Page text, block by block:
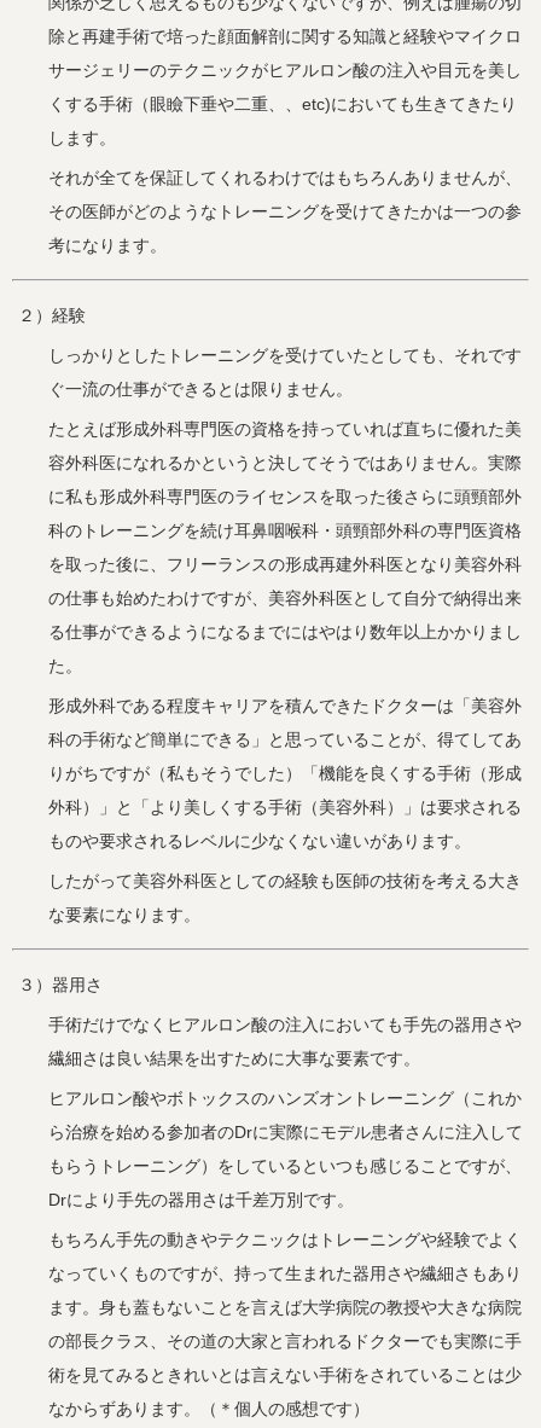
除と再建手術で培った顔面解剖に関する知識と経験やマイクロ
サージェリーのテクニックがヒアルロン酸の注入や目元を美し
くする手術（眼瞼下垂や二重、、etc)においても生きてきたり
します。
それが全てを保証してくれるわけではもちろんありませんが、
その医師がどのようなトレーニングを受けてきたかは一つの参
考になります。
２）経験
しっかりとしたトレーニングを受けていたとしても、それです
ぐ一流の仕事ができるとは限りません。
たとえば形成外科専門医の資格を持っていれば直ちに優れた美
容外科医になれるかというと決してそうではありません。実際
に私も形成外科専門医のライセンスを取った後さらに頭頸部外
科のトレーニングを続け耳鼻咽喉科・頭頸部外科の専門医資格
を取った後に、フリーランスの形成再建外科医となり美容外科
の仕事も始めたわけですが、美容外科医として自分で納得出来
る仕事ができるようになるまでにはやはり数年以上かかりまし
た。
形成外科である程度キャリアを積んできたドクターは「美容外
科の手術など簡単にできる」と思っていることが、得てしてあ
りがちですが（私もそうでした）「機能を良くする手術（形成
外科）」と「より美しくする手術（美容外科）」は要求される
ものや要求されるレベルに少なくない違いがあります。
したがって美容外科医としての経験も医師の技術を考える大き
な要素になります。
３）器用さ
手術だけでなくヒアルロン酸の注入においても手先の器用さや
繊細さは良い結果を出すために大事な要素です。
ヒアルロン酸やボトックスのハンズオントレーニング（これか
ら治療を始める参加者のDrに実際にモデル患者さんに注入して
もらうトレーニング）をしているといつも感じることですが、
Drにより手先の器用さは千差万別です。
もちろん手先の動きやテクニックはトレーニングや経験でよく
なっていくものですが、持って生まれた器用さや繊細さもあり
ます。身も蓋もないことを言えば大学病院の教授や大きな病院
の部長クラス、その道の大家と言われるドクターでも実際に手
術を見てみるときれいとは言えない手術をされていることは少
なからずあります。（＊個人の感想です）